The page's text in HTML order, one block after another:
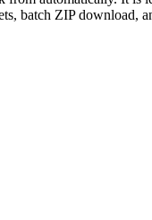
batch ZIP download,